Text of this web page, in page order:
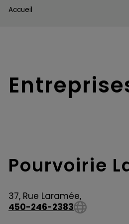
Accueil
Pourvoirie
37, Rue Laramée,
450-246-2383